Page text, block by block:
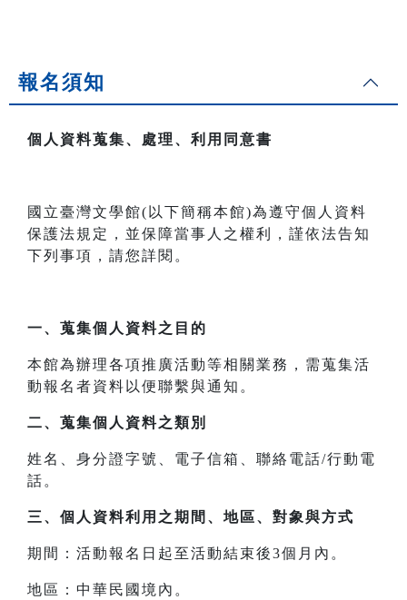
報名須知
個人資料蒐集、處理、利用同意書
國立臺灣文學館(以下簡稱本館)為遵守個人資料
保護法規定，並保障當事人之權利，謹依法告知
下列事項，請您詳閱。
一、 蒐集個人資料之目的
本館為辦理各項推廣活動等相關業務，需蒐集活
動報名者資料以便聯繫與通知。
二、 蒐集個人資料之類別
姓名、身分證字號、電子信箱、聯絡電話/行動電
話。
三、 個人資料利用之期間、地區、對象與方式
期間：活動報名日起至活動結束後3個月內。
地區：中華民國境內。